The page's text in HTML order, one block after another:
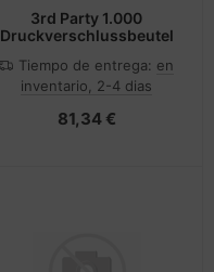
3rd Party 1.000
Druckverschlussbeutel
Tiempo de entrega: en
inventario, 2-4 dias
81,34 €